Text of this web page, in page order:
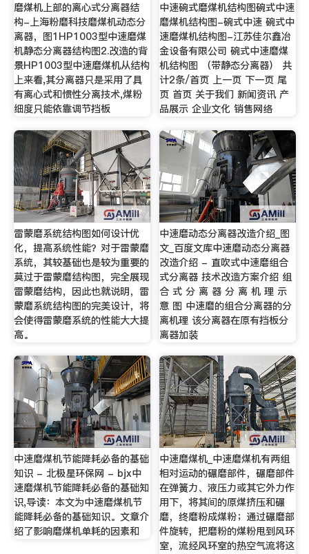
磨煤机上部的离心式分离器结
构-上海粉磨科技磨煤机动态分
离器，图1HP1003型中速磨煤
机静态分离器结构图2.改造的背
景HP1003型中速磨煤机从结构
上来看,其分离器只是采用了具
有离心式和惯性分离技术,煤粉
细度只能依靠调节挡板
中速碗式磨煤机结构图碗式中速
磨煤机结构图-碗式中速 碗式中
速磨煤机结构图-江苏佳尔鑫冶
金设备有限公司 碗式中速磨煤
机结构图 （带静态分离器） 共
计2条/首页 上一页 下一页 尾
页 首页 关于我们 新闻资讯 产
品展示 企业文化 销售网络
雷蒙磨系统结构图如何设计优
化，提高系统性能？对于雷蒙磨
系统，其较基础也是较为重要的
莫过于雷蒙磨结构图，完全展现
雷蒙磨结构，因此也就说明，雷
蒙磨系统结构图的完美设计，将
会使得雷蒙磨系统的性能大大提
高。
中速磨动态分离器改造介绍_图
文_百度文库中速磨动态分离器
改造介绍 - 直吹式中速磨组合
式分离器 技术改造方案介绍 组
合 式 分 离 器 分 离 机 理 示
意 图 中速磨的组合分离器的分
离机理 该分离器在原有挡板分
离器加装
中速磨煤机节能降耗必备的基础
知识 - 北极星环保网 - bjx中
速磨煤机节能降耗必备的基础知
识,导读：本文为中速磨煤机节
能降耗必备的基础知识。文章介
绍了影响磨煤机单耗的因素和
中速磨煤机_中速磨煤机有两组
相对运动的碾磨部件，碾磨部件
在弹簧力、液压力或其它外力作
用下，将其间的原煤挤压和碾
磨，终磨粉成煤粉；通过碾磨部
件旋转，把磨粉的煤粉甩到风环
室，流经风环室的热空气流将这